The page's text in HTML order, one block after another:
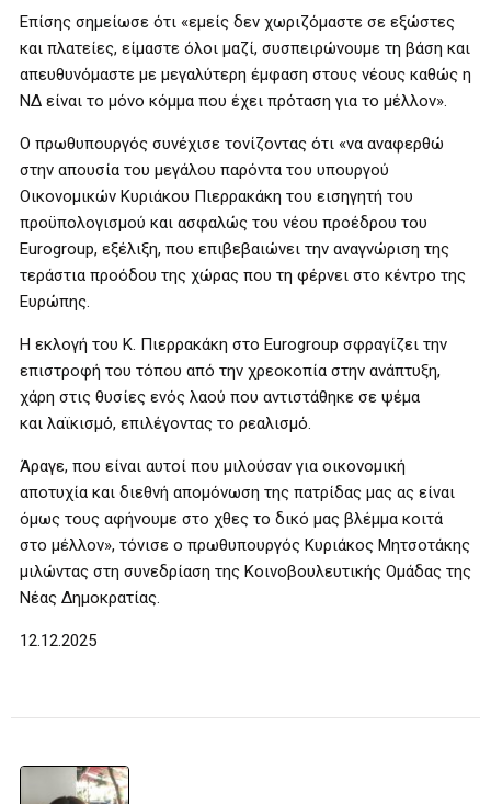
Επίσης σημείωσε ότι «εμείς δεν χωριζόμαστε σε εξώστες
και πλατείες, είμαστε όλοι μαζί, συσπειρώνουμε τη βάση και
απευθυνόμαστε με μεγαλύτερη έμφαση στους νέους καθώς η
ΝΔ είναι το μόνο κόμμα που έχει πρόταση για το μέλλον».
Ο πρωθυπουργός συνέχισε τονίζοντας ότι «να αναφερθώ
στην απουσία του μεγάλου παρόντα του υπουργού
Οικονομικών Κυριάκου Πιερρακάκη του εισηγητή του
προϋπολογισμού και ασφαλώς του νέου προέδρου του
Eurogroup, εξέλιξη, που επιβεβαιώνει την αναγνώριση της
τεράστια προόδου της χώρας που τη φέρνει στο κέντρο της
Ευρώπης.
Η εκλογή του Κ. Πιερρακάκη στο Eurogroup σφραγίζει την
επιστροφή του τόπου από την χρεοκοπία στην ανάπτυξη,
χάρη στις θυσίες ενός λαού που αντιστάθηκε σε ψέμα
και λαϊκισμό, επιλέγοντας το ρεαλισμό.
Άραγε, που είναι αυτοί που μιλούσαν για οικονομική
αποτυχία και διεθνή απομόνωση της πατρίδας μας ας είναι
όμως τους αφήνουμε στο χθες το δικό μας βλέμμα κοιτά
στο μέλλον», τόνισε ο πρωθυπουργός Κυριάκος Μητσοτάκης
μιλώντας στη συνεδρίαση της Κοινοβουλευτικής Ομάδας της
Νέας Δημοκρατίας.
12.12.2025